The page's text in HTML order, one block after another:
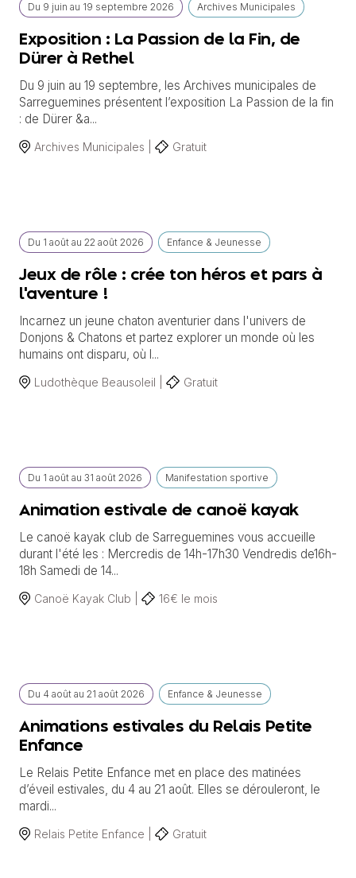
Du 9 juin au 19 septembre 2026 Archives Municipales
Exposition : La Passion de la Fin, de
Dürer à Rethel
Du 9 juin au 19 septembre, les Archives municipales de
Sarreguemines présentent l’exposition La Passion de la fin
: de Dürer &a...
Archives Municipales | Gratuit
Du 1 août au 22 août 2026 Enfance & Jeunesse
Jeux de rôle : crée ton héros et pars à
l'aventure !
Incarnez un jeune chaton aventurier dans l'univers de
Donjons & Chatons et partez explorer un monde où les
humains ont disparu, où l...
Ludothèque Beausoleil | Gratuit
Du 1 août au 31 août 2026 Manifestation sportive
Animation estivale de canoë kayak
Le canoë kayak club de Sarreguemines vous accueille
durant l'été les : Mercredis de 14h-17h30 Vendredis de16h-
18h Samedi de 14...
Canoë Kayak Club | 16€ le mois
Du 4 août au 21 août 2026 Enfance & Jeunesse
Animations estivales du Relais Petite
Enfance
Le Relais Petite Enfance met en place des matinées
d’éveil estivales, du 4 au 21 août. Elles se dérouleront, le
mardi...
Relais Petite Enfance | Gratuit